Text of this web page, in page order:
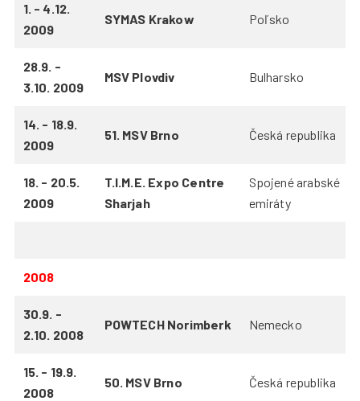
1. - 4.12.
2009
SYMAS Krakow Poľsko
28.9. -
3.10. 2009
MSV Plovdiv Bulharsko
14. - 18.9.
2009
51. MSV Brno Česká republika
18. - 20.5.
2009
T.I.M.E. Expo Centre
Sharjah
Spojené arabské
emiráty
2008
30.9. -
2.10. 2008
POWTECH Norimberk Nemecko
15. - 19.9.
2008
50. MSV Brno Česká republika